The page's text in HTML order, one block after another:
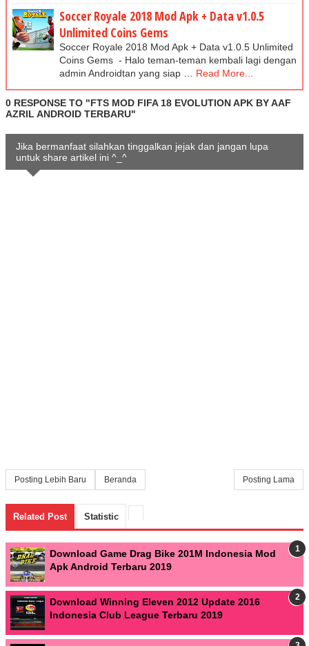
Soccer Royale 2018 Mod Apk + Data v1.0.5
Unlimited Coins Gems
Soccer Royale 2018 Mod Apk + Data v1.0.5 Unlimited
Coins Gems - Halo teman-teman kembali lagi dengan
admin Androidtan yang siap … Read More...
0 RESPONSE TO "FTS MOD FIFA 18 EVOLUTION APK BY AAF
AZRIL ANDROID TERBARU"
Jika bermanfaat silahkan tinggalkan jejak dan jangan lupa
untuk share artikel ini ^_^
Posting Lebih Baru Posting Lama
Beranda
Related Post Statistic
Download Game Drag Bike 201M Indonesia Mod
Apk Android Terbaru 2019
Download Winning Eleven 2012 Update 2016
Indonesia Club League Terbaru 2019